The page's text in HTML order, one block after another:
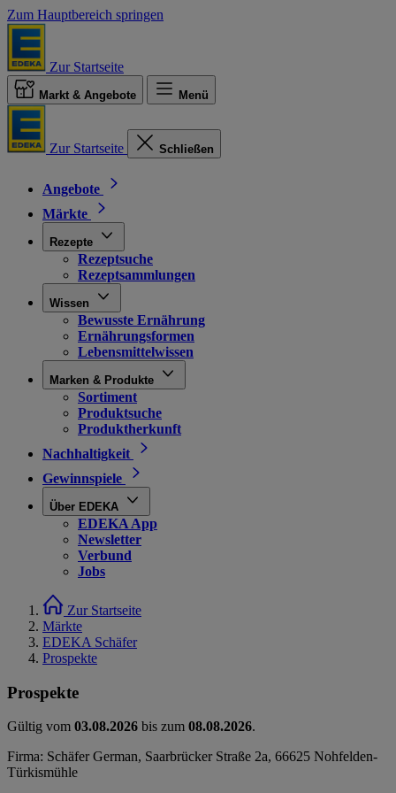
Zum Hauptbereich springen
Zur Startseite
Markt & Angebote Menü
Zur Startseite Schließen
Angebote
Märkte
Rezepte
Rezeptsuche
Rezeptsammlungen
Wissen
Bewusste Ernährung
Ernährungsformen
Lebensmittelwissen
Marken & Produkte
Sortiment
Produktsuche
Produktherkunft
Nachhaltigkeit
Gewinnspiele
Über EDEKA
EDEKA App
Newsletter
Verbund
Jobs
Zur Startseite
Märkte
EDEKA Schäfer
Prospekte
Prospekte
Gültig vom 03.08.2026 bis zum 08.08.2026.
Firma: Schäfer German, Saarbrücker Straße 2a, 66625 Nohfelden-
Türkismühle